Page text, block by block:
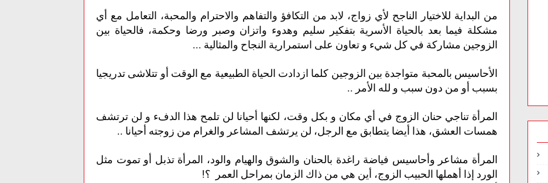
من البداية للاختيار الناجح لأي زواج، لابد من التكافؤ والتفاهم والاحترام والمحبة، التعامل مع أي
مشكلة فيما بعد بالحياة الأسرية بتفكير سليم وهدوء واتزان وصبر ورضا وحكمة، فالحياة بين
الزوجين مشاركة في كل شيء و تعاون على استمرارية النجاح والمثالية ...
الأحاسيس بالمحبة متواجدة بين الزوجين كلما ازدادت الحياة الطبيعية مع الوقت أو تتلاشى تدريجيا
بسبب أو من دون سبب و لله الأمر ..
المرأة تناجي حنان الزوج في أي مكان و بكل وقت، لكنها أحيانا لن تلمح هذا الدفء و لن ترتشف
همسات العشق، هذا أيضا يتطابق مع الرجل، لن يرتشف المشاعر والغرام من زوجته أحيانا ..
المرأة مشاعر وأحاسيس فياضة راغدة بالحنان والشوق والهيام والود، المرأة تذبل أو تموت مثل
الورد إذا أهملها الحبيب الزوج، أين هي من ذاك الزمان بمراحل العمر ؟!